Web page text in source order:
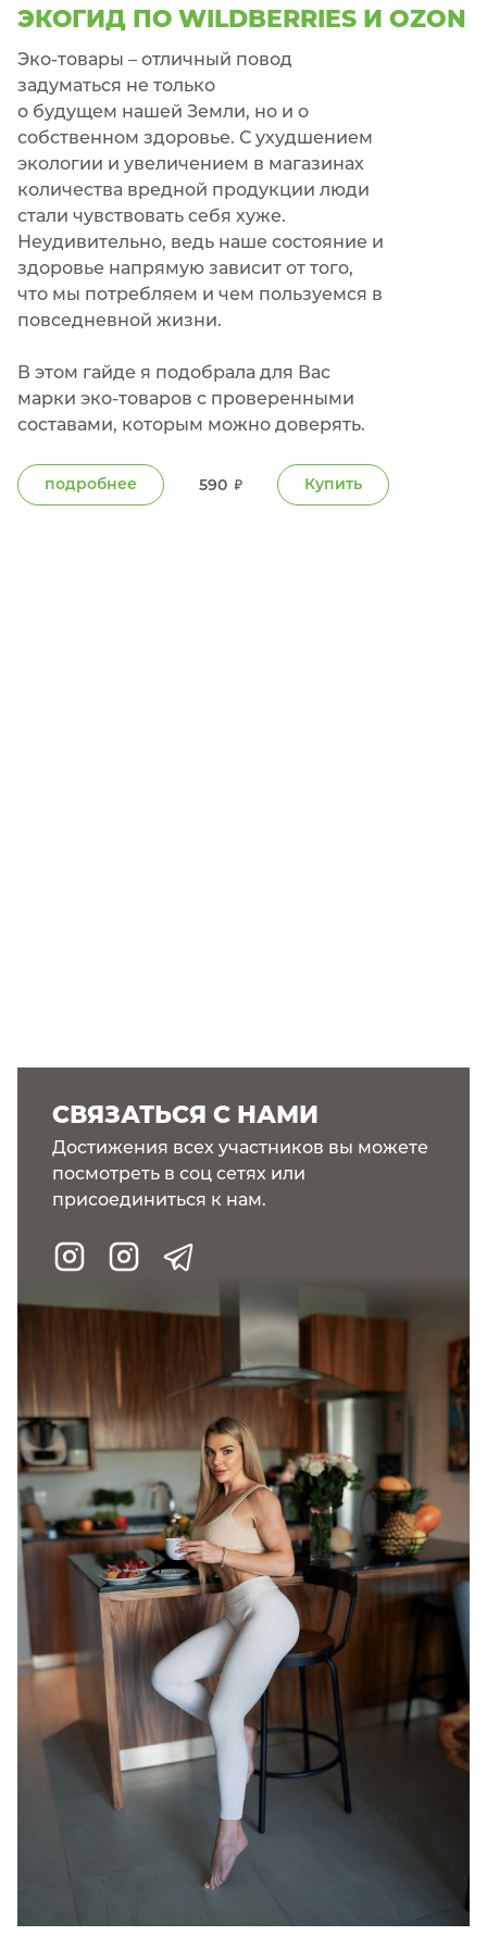
ЭКОГИД ПО WILDBERRIES И OZON
Эко-товары – отличный повод
задуматься не только
о будущем нашей Земли, но и о
собственном здоровье. С ухудшением
экологии и увеличением в магазинах
количества вредной продукции люди
стали чувствовать себя хуже.
Неудивительно, ведь наше состояние и
здоровье напрямую зависит от того,
что мы потребляем и чем пользуемся в
повседневной жизни.
В этом гайде я подобрала для Вас
марки эко-товаров с проверенными
составами, которым можно доверять.
подробнее Купить
590
СВЯЗАТЬСЯ С НАМИ
Достижения всех участников вы можете
посмотреть в соц сетях или
присоединиться к нам.